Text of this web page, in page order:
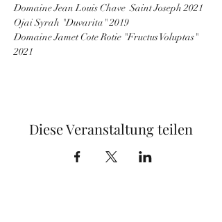
Domaine Jean Louis Chave  Saint Joseph 2021
Ojai Syrah "Duvarita" 2019
Domaine Jamet Cote Rotie "Fructus Voluptas"
2021
Diese Veranstaltung teilen